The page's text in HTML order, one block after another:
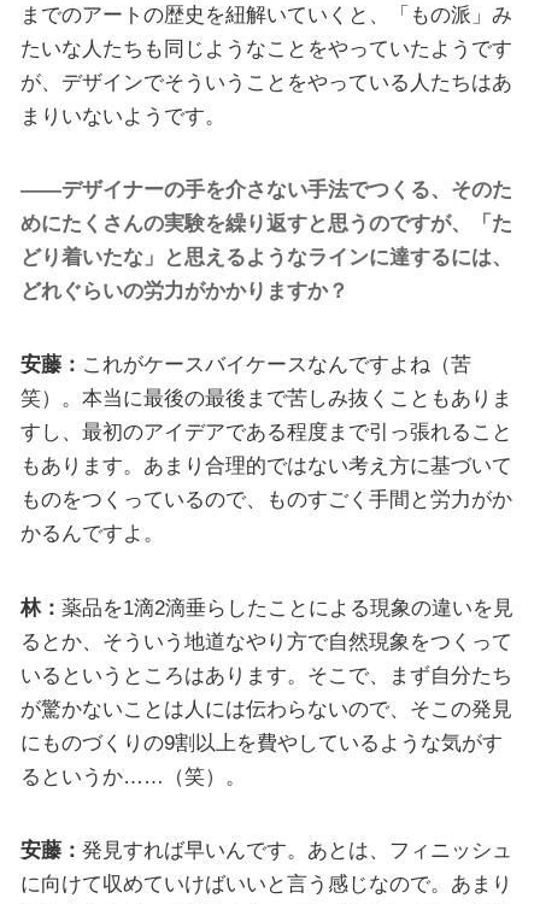
までのアートの歴史を紐解いていくと、「もの派」み
たいな人たちも同じようなことをやっていたようです
が、デザインでそういうことをやっている人たちはあ
まりいないようです。
――デザイナーの手を介さない手法でつくる、そのた
めにたくさんの実験を繰り返すと思うのですが、「た
どり着いたな」と思えるようなラインに達するには、
どれぐらいの労力がかかりますか？
安藤： これがケースバイケースなんですよね（苦
笑）。本当に最後の最後まで苦しみ抜くこともありま
すし、最初のアイデアである程度まで引っ張れること
もあります。あまり合理的ではない考え方に基づいて
ものをつくっているので、ものすごく手間と労力がか
かるんですよ。
林： 薬品を1滴2滴垂らしたことによる現象の違いを見
るとか、そういう地道なやり方で自然現象をつくって
いるというところはあります。そこで、まず自分たち
が驚かないことは人には伝わらないので、そこの発見
にものづくりの9割以上を費やしているような気がす
るというか……（笑）。
安藤： 発見すれば早いんです。あとは、フィニッシュ
に向けて収めていけばいいと言う感じなので。あまり